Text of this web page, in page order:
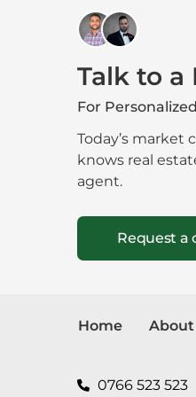
Talk to a
For
Today’s market
knows real
agent.
Request a
Home About
0766 523 523